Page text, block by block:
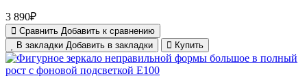
3 890₽
Сравнить Добавить к сравнению
В закладки Добавить в закладки Купить